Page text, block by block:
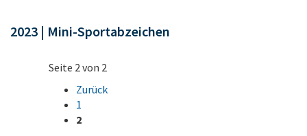
2023 | Mini-Sportabzeichen
Seite 2 von 2
Zurück
1
2